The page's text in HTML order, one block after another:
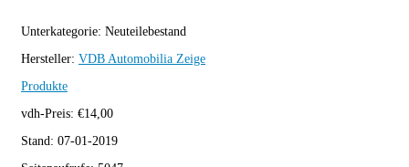
Unterkategorie: Neuteilebestand
Hersteller: VDB Automobilia Zeige
Produkte
vdh-Preis: €14,00
Stand: 07-01-2019